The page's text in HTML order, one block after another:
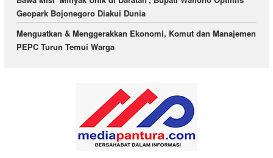
Geopark Bojonegoro Diakui Dunia
Menguatkan & Menggerakkan Ekonomi, Komut dan Manajemen
PEPC Turun Temui Warga